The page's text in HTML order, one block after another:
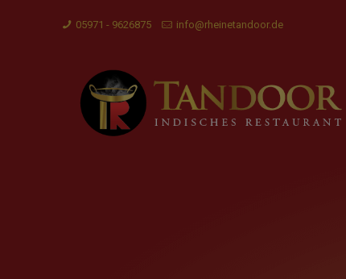
05971 - 9626875 info@rheinetandoor.de